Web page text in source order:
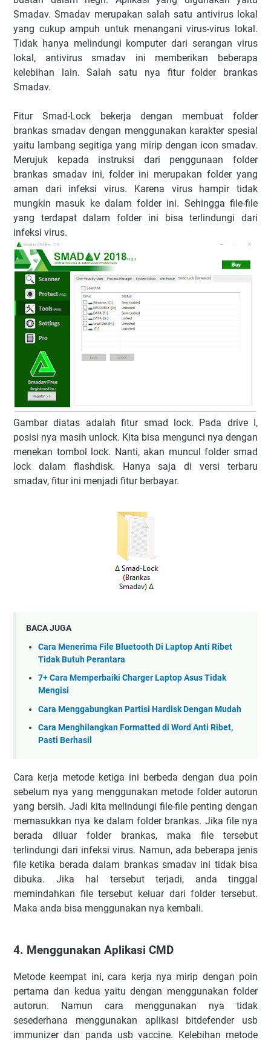
Smadav. Smadav merupakan salah satu antivirus lokal
yang cukup ampuh untuk menangani virus-virus lokal.
Tidak hanya melindungi komputer dari serangan virus
lokal, antivirus smadav ini memberikan beberapa
kelebihan lain. Salah satu nya fitur folder brankas
Smadav.
Fitur Smad-Lock bekerja dengan membuat folder
brankas smadav dengan menggunakan karakter spesial
yaitu lambang segitiga yang mirip dengan icon smadav.
Merujuk kepada instruksi dari penggunaan folder
brankas smadav ini, folder ini merupakan folder yang
aman dari infeksi virus. Karena virus hampir tidak
mungkin masuk ke dalam folder ini. Sehingga file-file
yang terdapat dalam folder ini bisa terlindungi dari
infeksi virus.
Gambar diatas adalah fitur smad lock. Pada drive I,
posisi nya masih unlock. Kita bisa mengunci nya dengan
menekan tombol lock. Nanti, akan muncul folder smad
lock dalam flashdisk. Hanya saja di versi terbaru
smadav, fitur ini menjadi fitur berbayar.
BACA JUGA
Cara Menerima File Bluetooth Di Laptop Anti Ribet
Tidak Butuh Perantara
7+ Cara Memperbaiki Charger Laptop Asus Tidak
Mengisi
Cara Menggabungkan Partisi Hardisk Dengan Mudah
Cara Menghilangkan Formatted di Word Anti Ribet,
Pasti Berhasil
Cara kerja metode ketiga ini berbeda dengan dua poin
sebelum nya yang menggunakan metode folder autorun
yang bersih. Jadi kita melindungi file-file penting dengan
memasukkan nya ke dalam folder brankas. Jika file nya
berada diluar folder brankas, maka file tersebut
terlindungi dari infeksi virus. Namun, ada beberapa jenis
file ketika berada dalam brankas smadav ini tidak bisa
dibuka. Jika hal tersebut terjadi, anda tinggal
memindahkan file tersebut keluar dari folder tersebut.
Maka anda bisa menggunakan nya kembali.
4. Menggunakan Aplikasi CMD
Metode keempat ini, cara kerja nya mirip dengan poin
pertama dan kedua yaitu dengan menggunakan folder
autorun. Namun cara menggunakan nya tidak
sesederhana menggunakan aplikasi bitdefender usb
immunizer dan panda usb vaccine. Kelebihan metode